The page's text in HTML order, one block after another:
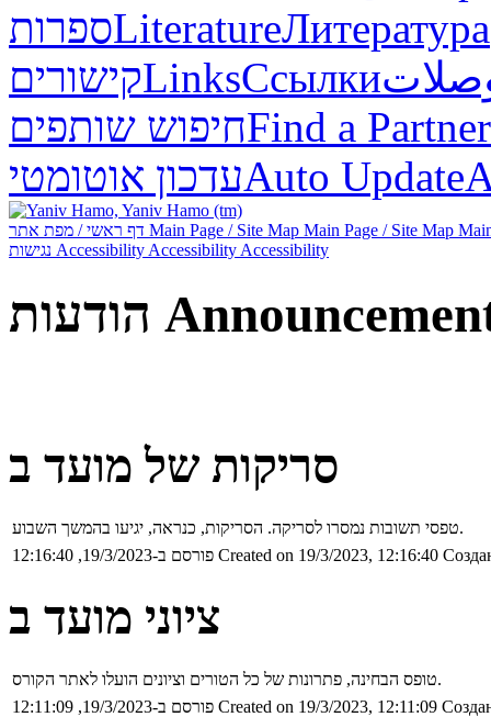
ספרותLiteratureЛитература
קישוריםLinksСсылки
חיפוש שותפיםFind a Partner
עדכון אוטומטיAuto Update
Main Page / Site Map Main Page / Site Map
Accessibility Accessibility Accessibility
הודעות
סריקות של מועד ב
טפסי תשובות נמסרו לסריקה. הסריקות, כנראה, יגיעו בהמשך השבוע.
פורסם ב-19/3/2023, 12:16:40 Created on 19/3/2023, 12:16:40
ציוני מועד ב
טופס הבחינה, פתרונות של כל הטורים וציונים הועלו לאתר הקורס.
פורסם ב-19/3/2023, 12:11:09 Created on 19/3/2023, 12:11:09